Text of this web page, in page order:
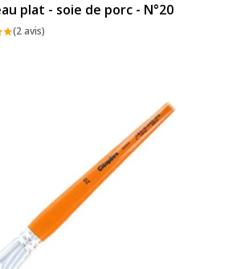
plat - soie de porc - N°20
(2 avis)